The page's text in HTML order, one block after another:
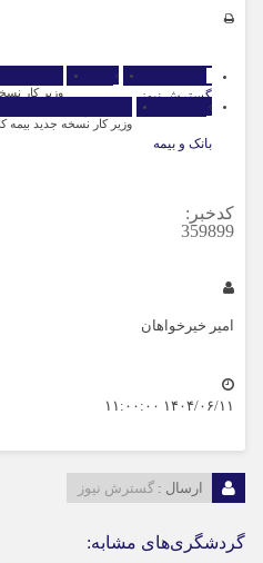
گسترش نیوز
وزیر کار
بانک و بیمه
وزیر کار نسخه جدید بیمه
کدخبر:
359899
امیر خیرخواهان
۱۴۰۴/۰۶/۱۱ ۱۱:۰۰:۰۰
ارسال : گسترش نیوز
گردشگری‌های مشابه: